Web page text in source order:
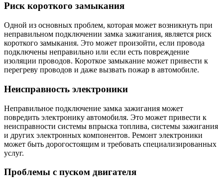
Риск короткого замыкания
Одной из основных проблем, которая может возникнуть при
неправильном подключении замка зажигания, является риск
короткого замыкания. Это может произойти, если провода
подключены неправильно или если есть повреждение
изоляции проводов. Короткое замыкание может привести к
перегреву проводов и даже вызвать пожар в автомобиле.
Неисправность электроники
Неправильное подключение замка зажигания может
повредить электронику автомобиля. Это может привести к
неисправности системы впрыска топлива, системы зажигания
и других электронных компонентов. Ремонт электроники
может быть дорогостоящим и требовать специализированных
услуг.
Проблемы с пуском двигателя